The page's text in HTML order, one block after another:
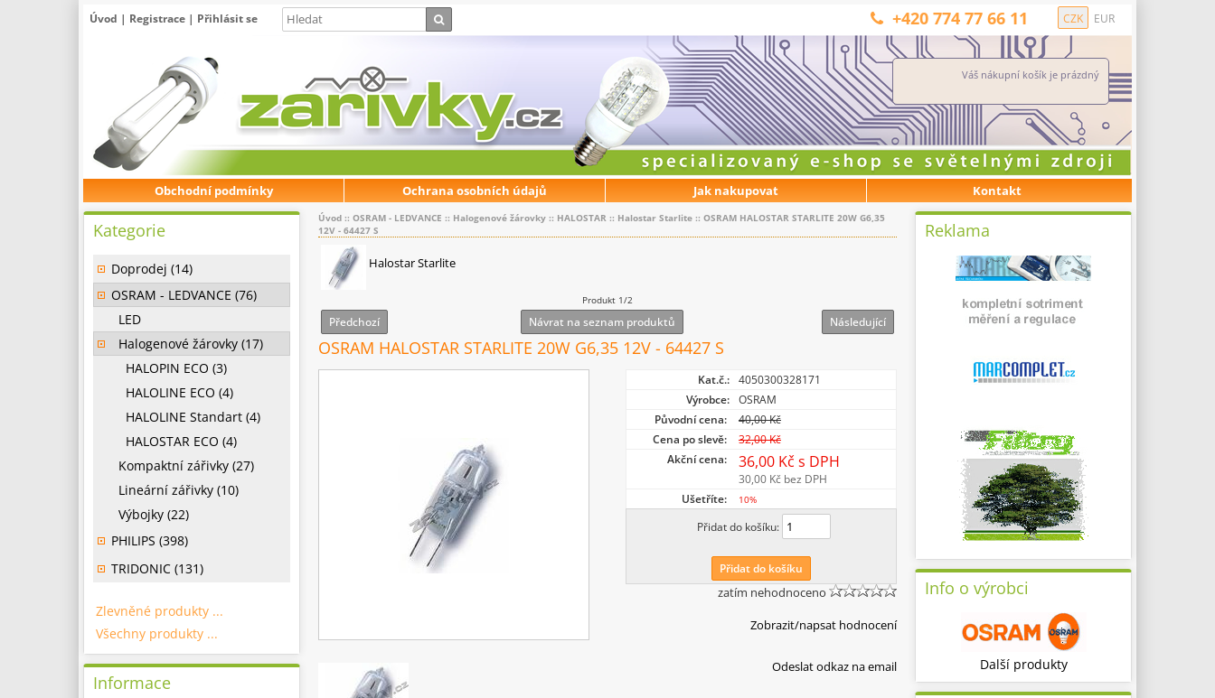
Úvod | Registrace | Přihlásit se CZK EUR
+420 774 77 66 11
Váš nákupní košík je prázdný
Obchodní podmínky Ochrana osobních údajů Jak nakupovat Kontakt
Úvod :: OSRAM - LEDVANCE :: Halogenové žárovky :: HALOSTAR :: Halostar Starlite :: OSRAM HALOSTAR STARLITE 20W G6,35
12V - 64427 S
Halostar Starlite
Produkt 1/2
Předchozí Návrat na seznam produktů Následující
OSRAM HALOSTAR STARLITE 20W G6,35 12V - 64427 S
Kat.č.: 4050300328171
Výrobce: OSRAM
Původní cena:
40,00 Kč
Cena po slevě:
32,00 Kč
Akční cena:
36,00 Kč s DPH
30,00 Kč bez DPH
Ušetříte:
10%
Přidat do košíku:
Přidat do košíku
zatím nehodnoceno
Zobrazit/napsat hodnocení
Odeslat odkaz na email
Kategorie
Doprodej (14)
OSRAM - LEDVANCE (76)
LED
Halogenové žárovky (17)
HALOPIN ECO (3)
HALOLINE ECO (4)
HALOLINE Standart (4)
HALOSTAR ECO (4)
Kompaktní zářivky (27)
Lineární zářivky (10)
Výbojky (22)
PHILIPS (398)
TRIDONIC (131)
Zlevněné produkty ...
Všechny produkty ...
Informace
Reklama
Info o výrobci
Další produkty